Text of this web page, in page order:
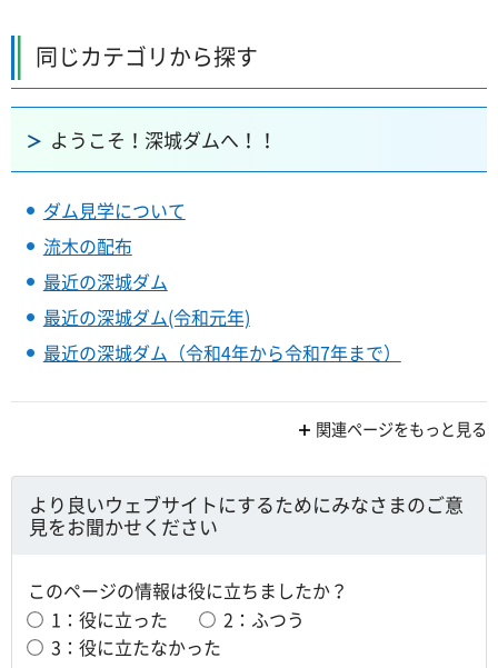
同じカテゴリから探す
ようこそ！深城ダムへ！！
ダム見学について
流木の配布
最近の深城ダム
最近の深城ダム(令和元年)
最近の深城ダム（令和4年から令和7年まで）
関連ページをもっと見る
より良いウェブサイトにするためにみなさまのご意
見をお聞かせください
このページの情報は役に立ちましたか？
1：役に立った
2：ふつう
3：役に立たなかった